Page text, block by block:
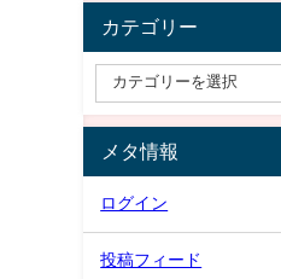
カテゴリー
メタ情報
ログイン
投稿フィード